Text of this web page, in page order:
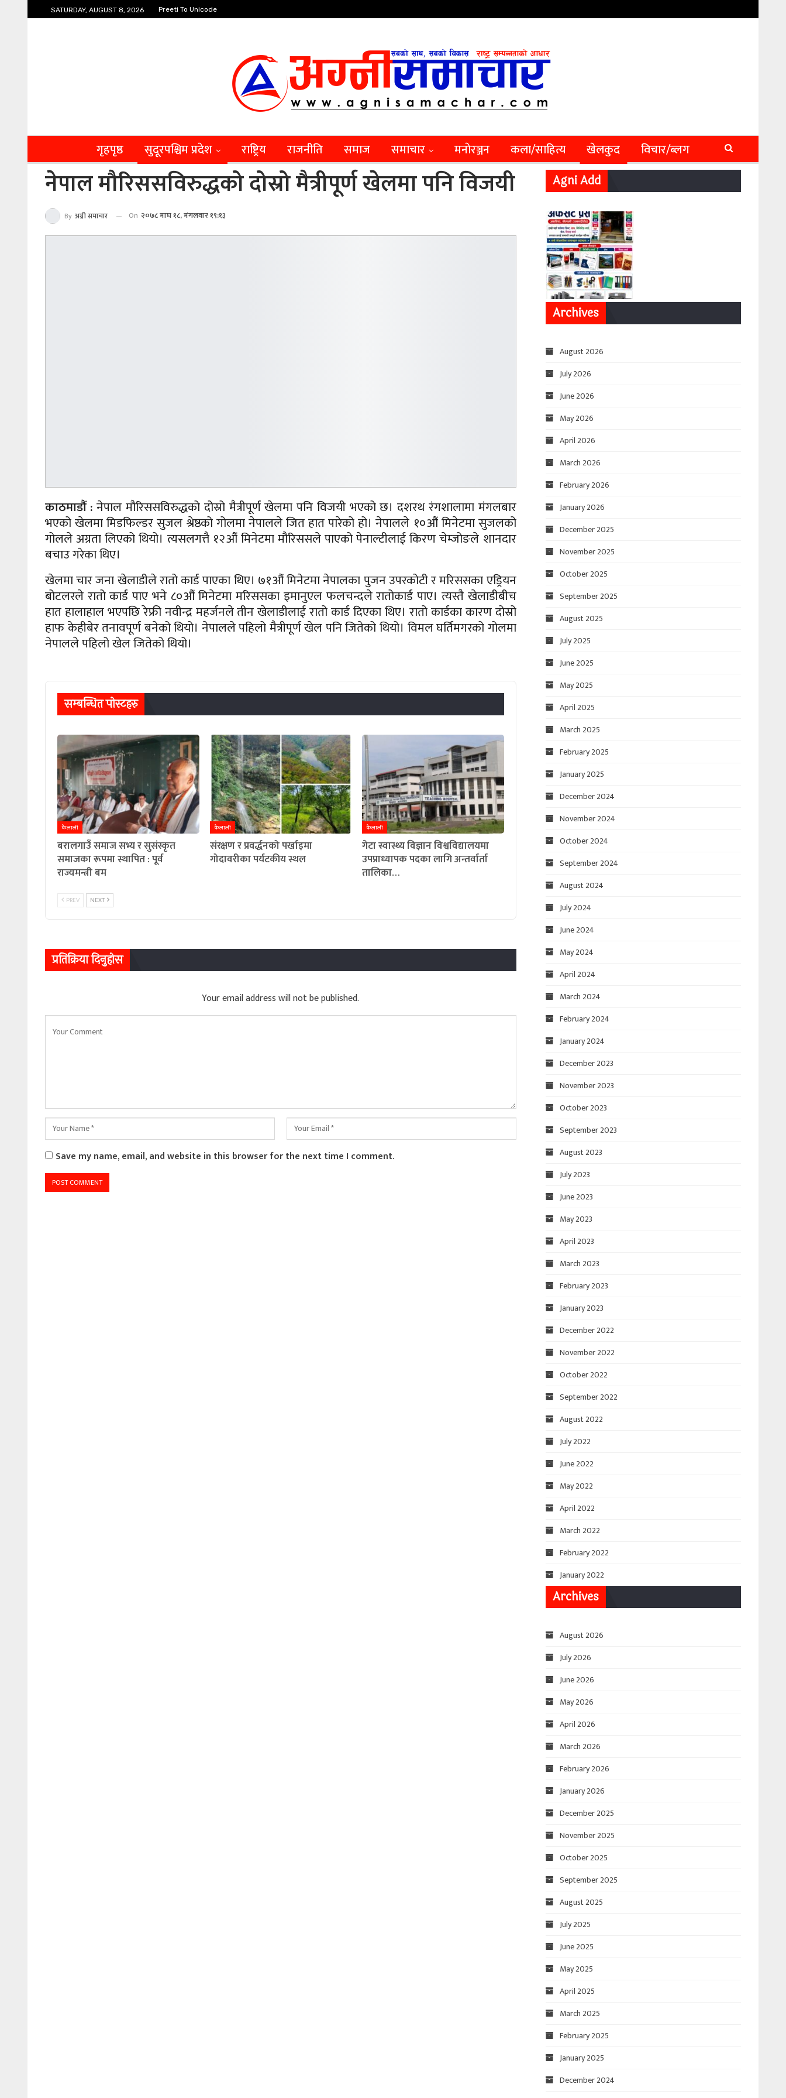
SATURDAY, AUGUST 8, 2026 Preeti To Unicode
गृहपृष्ठ सुदूरपश्चिम प्रदेश राष्ट्रिय राजनीति समाज समाचार मनाेरञ्जन कला/साहित्य खेलकुद विचार/ब्लग
नेपाल मौरिससविरुद्धको दोस्रो मैत्रीपूर्ण खेलमा पनि विजयी
By अग्नी समाचार On २०७८ माघ १८, मंगलवार १९:१३
काठमाडौं : नेपाल मौरिससविरुद्धको दोस्रो मैत्रीपूर्ण खेलमा पनि विजयी भएको छ। दशरथ रंगशालामा मंगलबार
भएको खेलमा मिडफिल्डर सुजल श्रेष्ठको गोलमा नेपालले जित हात पारेको हो। नेपालले १०औं मिनेटमा सुजलको
गोलले अग्रता लिएको थियो। त्यसलगत्तै १२औं मिनेटमा मौरिससले पाएको पेनाल्टीलाई किरण चेम्जोङले शानदार
बचाउ गरेका थिए।
खेलमा चार जना खेलाडीले रातो कार्ड पाएका थिए। ७१औं मिनेटमा नेपालका पुजन उपरकोटी र मरिससका एड्रियन
बोटलरले रातो कार्ड पाए भने ८०औं मिनेटमा मरिससका इमानुएल फलचन्दले रातोकार्ड पाए। त्यस्तै खेलाडीबीच
हात हालाहाल भएपछि रेफ्री नवीन्द्र महर्जनले तीन खेलाडीलाई रातो कार्ड दिएका थिए। रातो कार्डका कारण दोस्रो
हाफ केहीबेर तनावपूर्ण बनेको थियो। नेपालले पहिलो मैत्रीपूर्ण खेल पनि जितेको थियो। विमल घर्तिमगरको गोलमा
नेपालले पहिलो खेल जितेको थियो।
सम्बन्धित पाेस्टहरु
कैलाली
बरालगाउँ समाज सभ्य र सुसंस्कृत
समाजका रूपमा स्थापित : पूर्व
राज्यमन्त्री बम
कैलाली
संरक्षण र प्रवर्द्धनको पर्खाइमा
गोदावरीका पर्यटकीय स्थल
कैलाली
गेटा स्वास्थ्य विज्ञान विश्वविद्यालयमा
उपप्राध्यापक पदका लागि अन्तर्वार्ता
तालिका…
PREV NEXT
प्रतिक्रिया दिनुहोस
Your email address will not be published.
Save my name, email, and website in this browser for the next time I comment.
Agni Add
Archives
August 2026
July 2026
June 2026
May 2026
April 2026
March 2026
February 2026
January 2026
December 2025
November 2025
October 2025
September 2025
August 2025
July 2025
June 2025
May 2025
April 2025
March 2025
February 2025
January 2025
December 2024
November 2024
October 2024
September 2024
August 2024
July 2024
June 2024
May 2024
April 2024
March 2024
February 2024
January 2024
December 2023
November 2023
October 2023
September 2023
August 2023
July 2023
June 2023
May 2023
April 2023
March 2023
February 2023
January 2023
December 2022
November 2022
October 2022
September 2022
August 2022
July 2022
June 2022
May 2022
April 2022
March 2022
February 2022
January 2022
Archives
August 2026
July 2026
June 2026
May 2026
April 2026
March 2026
February 2026
January 2026
December 2025
November 2025
October 2025
September 2025
August 2025
July 2025
June 2025
May 2025
April 2025
March 2025
February 2025
January 2025
December 2024